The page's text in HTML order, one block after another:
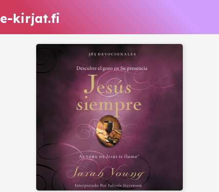
e-kirjat.fi